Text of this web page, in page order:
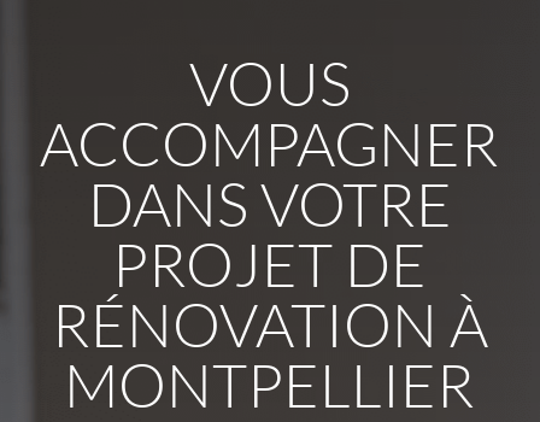
VOUS
ACCOMPAGNER
DANS VOTRE
PROJET DE
RÉNOVATION À
MONTPELLIER